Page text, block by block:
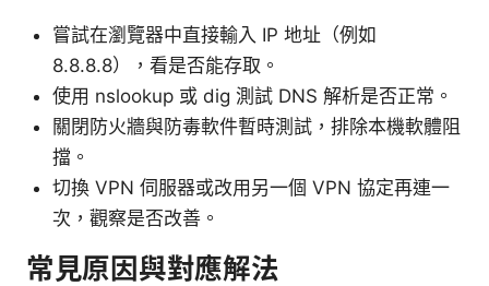
嘗試在瀏覽器中直接輸入 IP 地址（例如
8.8.8.8），看是否能存取。
使用 nslookup 或 dig 測試 DNS 解析是否正常。
關閉防火牆與防毒軟件暫時測試，排除本機軟體阻
擋。
切換 VPN 伺服器或改用另一個 VPN 協定再連一
次，觀察是否改善。
常見原因與對應解法